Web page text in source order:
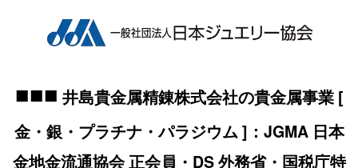
■■■ 井島貴金属精錬株式会社の貴金属事業 [
金・銀・プラチナ・パラジウム ]：JGMA 日本
金地金流通協会 正会員・DS 外務省・国税庁特